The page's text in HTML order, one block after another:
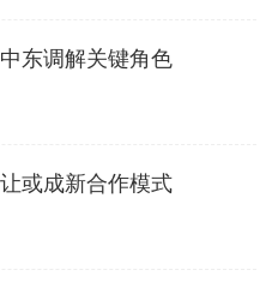
东调解关键角色
或成新合作模式